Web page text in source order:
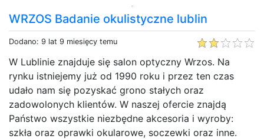
WRZOS Badanie okulistyczne lublin
Dodano: 9 lat 9 miesięcy temu
W Lublinie znajduje się salon optyczny Wrzos. Na
rynku istniejemy już od 1990 roku i przez ten czas
udało nam się pozyskać grono stałych oraz
zadowolonych klientów. W naszej ofercie znajdą
Państwo wszystkie niezbędne akcesoria i wyroby:
szkła oraz oprawki okularowe, soczewki oraz inne.